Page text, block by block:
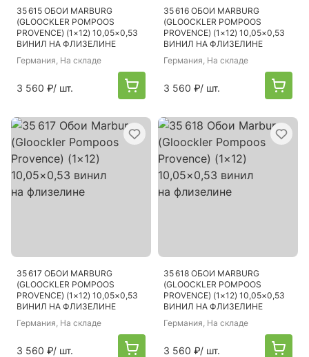
35 615 ОБОИ MARBURG
(GLOOCKLER POMPOOS
PROVENCE) (1×12) 10,05×0,53
ВИНИЛ НА ФЛИЗЕЛИНЕ
Германия, На складе
3 560 ₽/ шт.
35 616 ОБОИ MARBURG
(GLOOCKLER POMPOOS
PROVENCE) (1×12) 10,05×0,53
ВИНИЛ НА ФЛИЗЕЛИНЕ
Германия, На складе
3 560 ₽/ шт.
35 617 ОБОИ MARBURG
(GLOOCKLER POMPOOS
PROVENCE) (1×12) 10,05×0,53
ВИНИЛ НА ФЛИЗЕЛИНЕ
Германия, На складе
3 560 ₽/ шт.
35 618 ОБОИ MARBURG
(GLOOCKLER POMPOOS
PROVENCE) (1×12) 10,05×0,53
ВИНИЛ НА ФЛИЗЕЛИНЕ
Германия, На складе
3 560 ₽/ шт.